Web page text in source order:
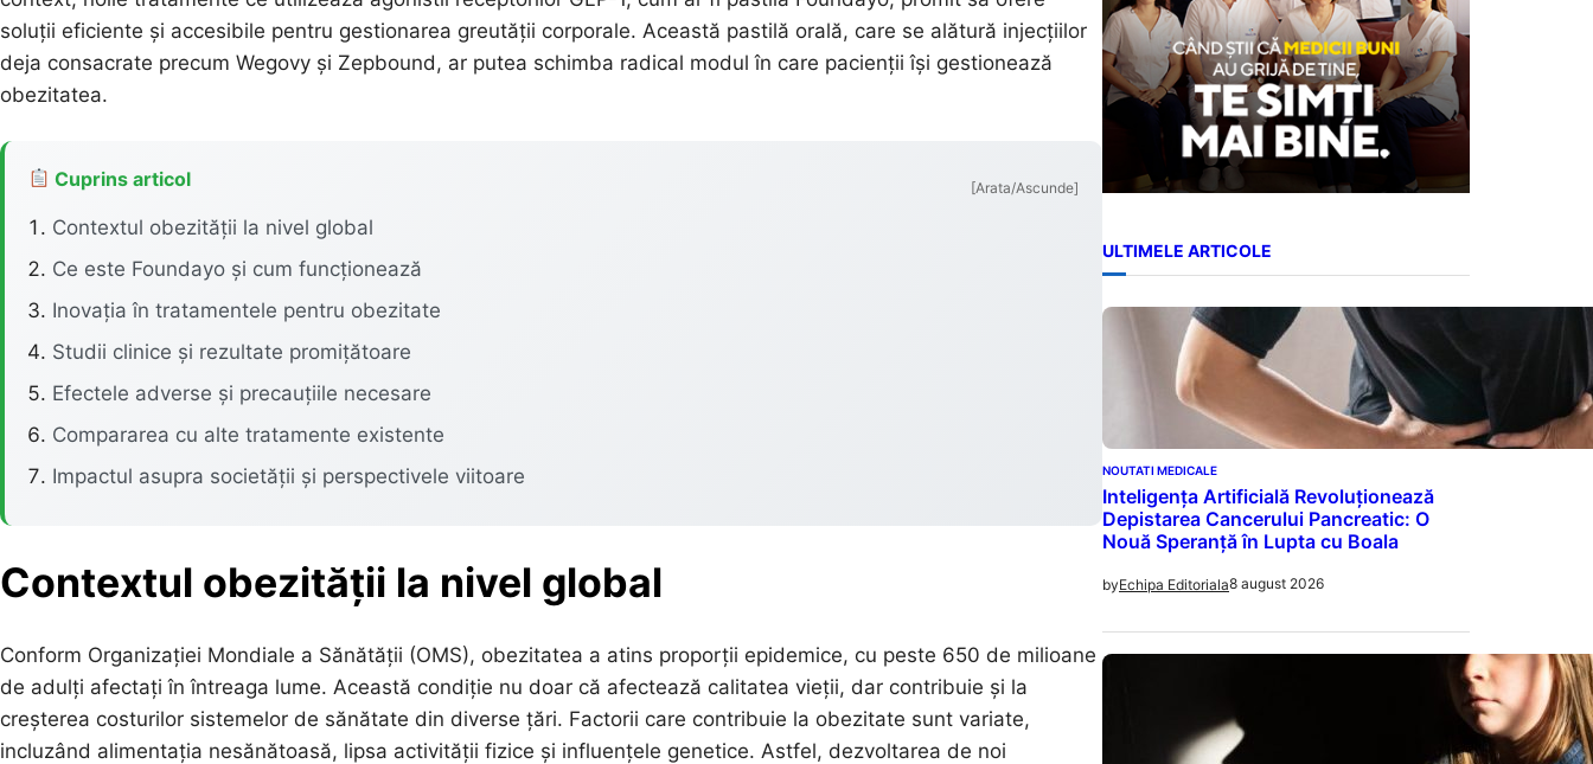
soluții eficiente și accesibile pentru gestionarea greutății corporale. Această pastilă orală, care se alătură injecțiilor
deja consacrate precum Wegovy și Zepbound, ar putea schimba radical modul în care pacienții își gestionează
obezitatea.
Cuprins articol [Arata/Ascunde]
Contextul obezității la nivel global
Ce este Foundayo și cum funcționează
Inovația în tratamentele pentru obezitate
Studii clinice și rezultate promițătoare
Efectele adverse și precauțiile necesare
Compararea cu alte tratamente existente
Impactul asupra societății și perspectivele viitoare
Contextul obezității la nivel global
Conform Organizației Mondiale a Sănătății (OMS), obezitatea a atins proporții epidemice, cu peste 650 de milioane
de adulți afectați în întreaga lume. Această condiție nu doar că afectează calitatea vieții, dar contribuie și la
creșterea costurilor sistemelor de sănătate din diverse țări. Factorii care contribuie la obezitate sunt variate,
incluzând alimentația nesănătoasă, lipsa activității fizice și influențele genetice. Astfel, dezvoltarea de noi
ULTIMELE ARTICOLE
NOUTATI MEDICALE
Inteligența Artificială Revoluționează
Depistarea Cancerului Pancreatic: O
Nouă Speranță în Lupta cu Boala
byEchipa Editoriala8 august 2026